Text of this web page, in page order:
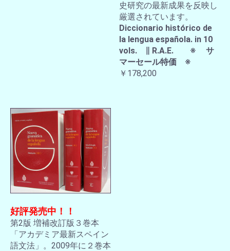
史研究の最新成果を反映し
厳選されています。
Diccionario histórico de
la lengua española. in 10
vols. ∥ R.A.E. ※ サ
マーセール特価 ※
￥178,200
好評発売中！！
第2版 増補改訂版３巻本
「アカデミア最新スペイン
語文法」。2009年に２巻本